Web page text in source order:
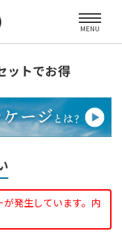
MENU
ットでお得
発生しています。内